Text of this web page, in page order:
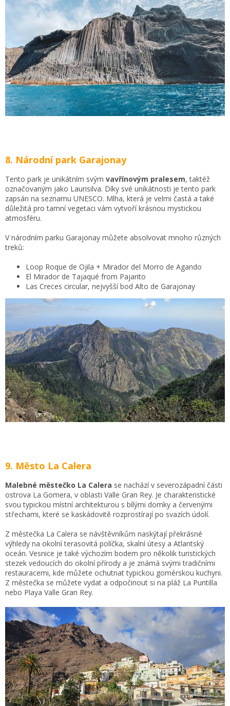
8. Národní park Garajonay
Tento park je unikátním svým vavřínovým pralesem, taktéž
označovaným jako Laurisilva. Díky své unikátnosti je tento park
zapsán na seznamu UNESCO. Mlha, která je velmi častá a také
důležitá pro tamní vegetaci vám vytvoří krásnou mystickou
atmosféru.
V národním parku Garajonay můžete absolvovat mnoho různých
treků:
Loop Roque de Ojila + Mirador del Morro de Agando
El Mirador de Tajaqué from Pajarito
Las Creces circular, nejvyšší bod Alto de Garajonay
9. Město La Calera
Malebné městečko La Calera se nachází v severozápadní části
ostrova La Gomera, v oblasti Valle Gran Rey. Je charakteristické
svou typickou místní architekturou s bílými domky a červenými
střechami, které se kaskádovitě rozprostírají po svazích údolí.
Z městečka La Calera se návštěvníkům naskýtají překrásné
výhledy na okolní terasovitá políčka, skalní útesy a Atlantský
oceán. Vesnice je také výchozím bodem pro několik turistických
stezek vedoucích do okolní přírody a je známá svými tradičními
restauracemi, kde můžete ochutnat typickou gomérskou kuchyni.
Z městečka se můžete vydat a odpočinout si na pláž La Puntilla
nebo Playa Valle Gran Rey.